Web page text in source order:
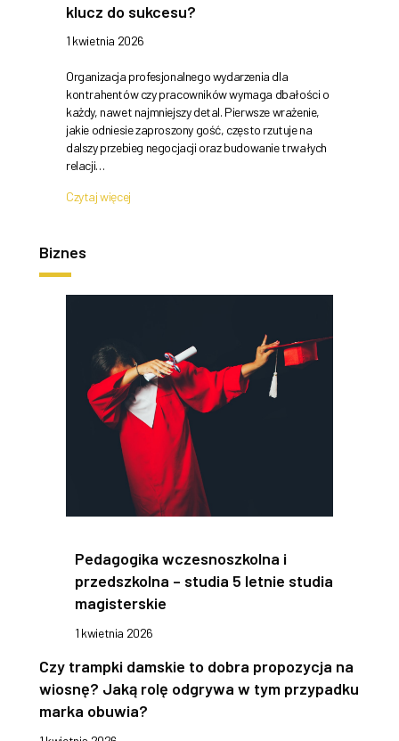
klucz do sukcesu?
1 kwietnia 2026
Organizacja profesjonalnego wydarzenia dla
kontrahentów czy pracowników wymaga dbałości o
każdy, nawet najmniejszy detal. Pierwsze wrażenie,
jakie odniesie zaproszony gość, często rzutuje na
dalszy przebieg negocjacji oraz budowanie trwałych
relacji…
Czytaj więcej
Biznes
Pedagogika wczesnoszkolna i
przedszkolna – studia 5 letnie studia
magisterskie
1 kwietnia 2026
Czy trampki damskie to dobra propozycja na
wiosnę? Jaką rolę odgrywa w tym przypadku
marka obuwia?